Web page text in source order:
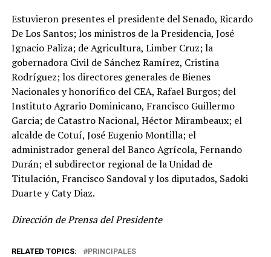
Estuvieron presentes el presidente del Senado, Ricardo
De Los Santos; los ministros de la Presidencia, José
Ignacio Paliza; de Agricultura, Limber Cruz; la
gobernadora Civil de Sánchez Ramírez, Cristina
Rodríguez; los directores generales de Bienes
Nacionales y honorífico del CEA, Rafael Burgos; del
Instituto Agrario Dominicano, Francisco Guillermo
Garcia; de Catastro Nacional, Héctor Mirambeaux; el
alcalde de Cotuí, José Eugenio Montilla; el
administrador general del Banco Agrícola, Fernando
Durán; el subdirector regional de la Unidad de
Titulación, Francisco Sandoval y los diputados, Sadoki
Duarte y Caty Diaz.
Dirección de Prensa del Presidente
RELATED TOPICS: PRINCIPALES